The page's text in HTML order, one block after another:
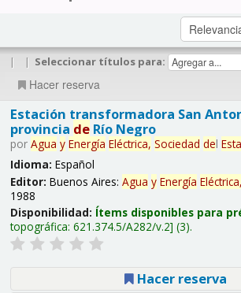
| | Seleccionar títulos para:
Hacer reserva
Estación transformadora San
provincia deRío Negro
por Agua y Energía Eléctrica, Sociedad del
Idioma: Español
Editor: Buenos Aires: Agua y Energía Eléctrica,
1988
Disponibilidad: Ítems disponibles para
topográfica: 621.374.5/A282/v.2 (3).
Hacer reserva